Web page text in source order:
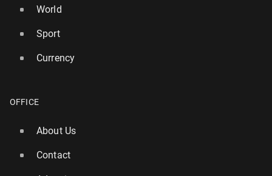
World
Sport
Currency
OFFICE
About Us
Contact